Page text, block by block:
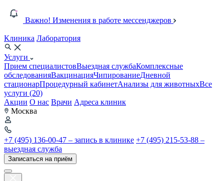
Важно! Изменения в работе мессенджеров
Клиника Лаборатория
Услуги
Прием специалистовВыездная службаКомплексные
обследованияВакцинацияЧипированиеДневной
стационарПроцедурный кабинетАнализы для животныхВсе
услуги (20)
Акции О нас Врачи Адреса клиник
Москва
+7 (495) 136-00-47 – запись в клинике +7 (495) 215-53-88 –
выездная служба
Записаться на приём